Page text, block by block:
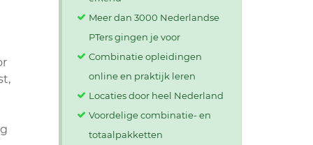
Meer dan 3000 Nederlandse
PTers gingen je voor
Combinatie opleidingen
online en praktijk leren
Locaties door heel Nederland
Voordelige combinatie- en
totaalpakketten